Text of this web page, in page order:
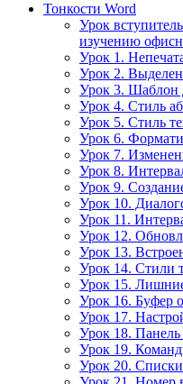
Тонкости Word
Урок
изучению
Урок 1.
Урок 2.
Урок 3. Шаблон
Урок 4. Стиль
Урок 5. Стиль
Урок 6.
Урок 7.
Урок 8.
Урок 9.
Урок 10.
Урок 11.
Урок 12.
Урок 13.
Урок 14. Стили
Урок 15.
Урок 16. Буфер
Урок 17.
Урок 18. Панель
Урок 19.
Урок 20. Списки